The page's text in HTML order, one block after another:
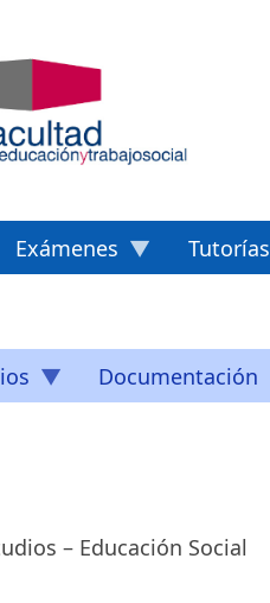
Exámenes Tutorías
Documentación
– Educación Social